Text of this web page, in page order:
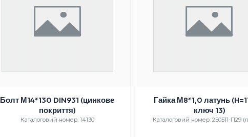
Болт М14*130 DIN931 (цинкове
покриття)
Каталоговий номер: 14130
Гайка М8*1,0 латунь
ключ 13)
Каталоговий номер: 250511-П29